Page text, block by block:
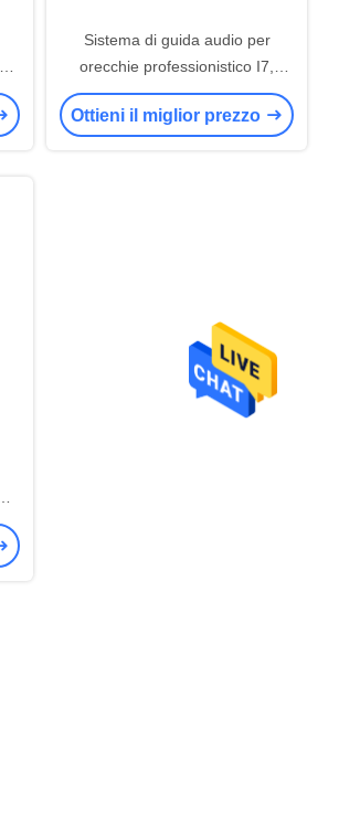
Sistema di guida audio per
orecchie professionistico I7,
attrezzature per l' interpretazione
delle conferenze.
Ottieni il miglior prezzo